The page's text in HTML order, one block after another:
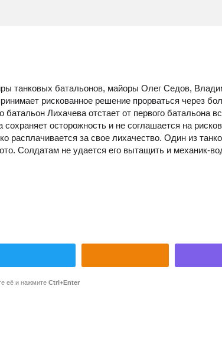
танковых батальонов, майоры Олег Седов,
рискованное решение прорваться через
Лихачева отстает от первого батальона
осторожность и не соглашается на
расплачивается за свое лихачество. Один из
Солдатам не удается его вытащить и механик-
её и нажмите Ctrl+Enter